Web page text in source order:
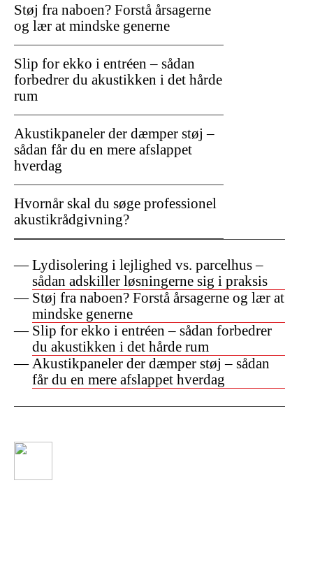
Lydisolering i lejlighed vs. parcelhus –
sådan adskiller løsningerne sig i praksis
Støj fra naboen? Forstå årsagerne og lær at
mindske generne
Slip for ekko i entréen – sådan forbedrer
du akustikken i det hårde rum
Akustikpaneler der dæmper støj – sådan
får du en mere afslappet hverdag
Støj fra naboen? Forstå årsagerne
og lær at mindske generne
Slip for ekko i entréen – sådan
forbedrer du akustikken i det hårde
rum
Akustikpaneler der dæmper støj –
sådan får du en mere afslappet
hverdag
Hvornår skal du søge professionel
akustikrådgivning?